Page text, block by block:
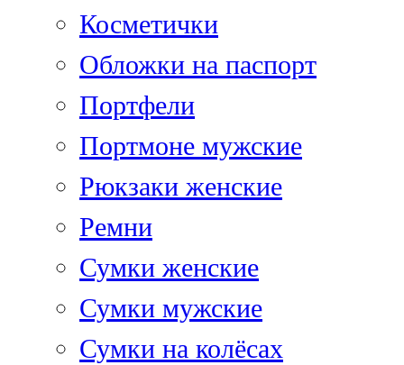
Косметички
Обложки на паспорт
Портфели
Портмоне мужские
Рюкзаки женские
Ремни
Сумки женские
Сумки мужские
Сумки на колёсах